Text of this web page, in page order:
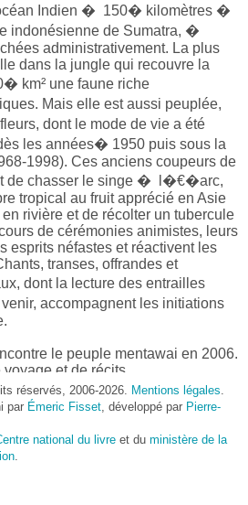
Indien � 150� kilomètres �
de Sumatra, �
administrativement. La plus
dans la jungle qui recouvre la
km² une faune riche
Mais elle est aussi peuplée,
dont le mode de vie a été
les années� 1950 puis sous la
1998). Ces anciens coupeurs de
de chasser le singe � l�€�arc,
tropical au fruit apprécié en Asie
rivière et de récolter un tubercule
de cérémonies animistes, leurs
esprits néfastes et réactivent les
transes, offrandes et
dont la lecture des entrailles
accompagnent les initiations
le peuple mentawai en 2006.
et de récits
alors revenu au temps
au temps de la parole
efforcé de comprendre).
� cinq reprises dans cette île
menées le long des côtes nord et
la forêt primaire. Il devient familier
réservés, 2006-2026. Mentions légales.
par Émeric Fisset, développé par Pierre-
national du livre et du ministère de la
.